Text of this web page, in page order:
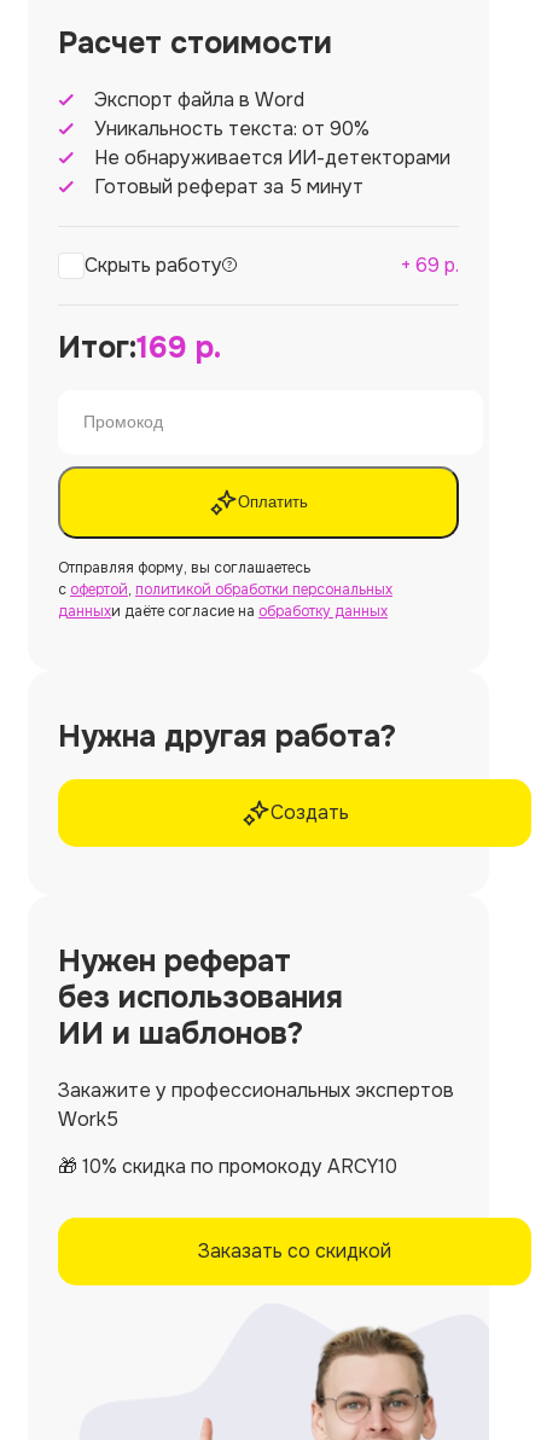
Расчет стоимости
Экспорт файла в Word
Уникальность текста: от 90%
Не обнаруживается ИИ-детекторами
Готовый реферат за 5 минут
Скрыть работу + 69 р.
Итог:169 р.
Оплатить
Отправляя форму, вы соглашаетесь
с офертой, политикой обработки персональных
данныхи даёте согласие на обработку данных
Нужна другая работа?
Создать
Нужен реферат
без использования
ИИ и шаблонов?
Закажите у профессиональных экспертов
Work5
🎁 10% скидка по промокоду ARCY10
Заказать со скидкой